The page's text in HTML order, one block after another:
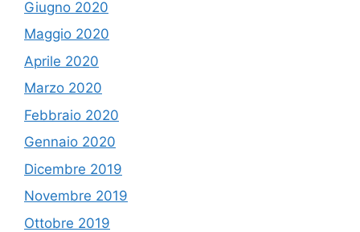
Giugno 2020
Maggio 2020
Aprile 2020
Marzo 2020
Febbraio 2020
Gennaio 2020
Dicembre 2019
Novembre 2019
Ottobre 2019